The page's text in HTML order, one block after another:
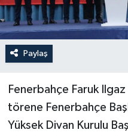
Paylaş
Fenerbahçe Faruk
törene Fenerbahçe
Yüksek Divan Kurulu